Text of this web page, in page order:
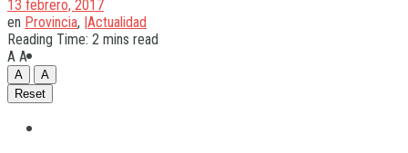
13 febrero, 2017
en Provincia, |Actualidad
Reading Time: 2 mins read
A A
A
A
Reset